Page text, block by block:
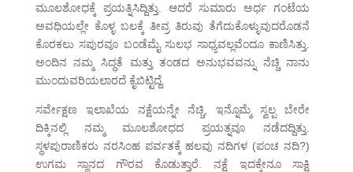
ಮೂಲಶೋಧಕ್ಕೆ ಪ್ರಯತ್ನಿಸಿದ್ದಿತ್ತು. ಆದರೆ ಸುಮಾರು ಅರ್ಧ ಗಂಟೆಯ
ಅವಧಿಯಲ್ಲೇ ಕೊಳ್ಳ ಬಲಕ್ಕೆ ತೀವ್ರ ತಿರುವು ತೆಗೆದುಕೊಳ್ಳುವುದರೊಡನೆ
ಕೊರಕಲು ಸಪುರವೂ ಬಂಡೆಮೈ ಸುಲಭ ಸಾಧ್ಯವಲ್ಲವೆಂದೂ ಕಾಣಿಸಿತ್ತು.
ಅಂದಿನ ನಮ್ಮ ಸಿದ್ಧತೆ ಮತ್ತು ತಂಡದ ಅನುಭವವನ್ನು ನೆಚ್ಚಿ ನಾನು
ಮುಂದುವರಿಯಲಾರದೆ ಕೈಬಿಟ್ಟಿದ್ದೆ.
ಸರ್ವೇಕ್ಷಣ ಇಲಾಖೆಯ ನಕ್ಷೆಯನ್ನೇ ನೆಚ್ಚಿ, ಇನ್ನೊಮ್ಮೆ ಸ್ವಲ್ಪ ಬೇರೇ
ದಿಕ್ಕಿನಲ್ಲಿ ನಮ್ಮ ಮೂಲಶೋಧದ ಪ್ರಯತ್ನವೂ ನಡೆದದ್ದಿತ್ತು.
ಸ್ಥಳಪುರಾಣಿಕರು ನರಸಿಂಹ ಪರ್ವತಕ್ಕೆ ಹಲವು ನದಿಗಳ (ಪಂಚ ನದಿ?)
ಉಗಮ ಸ್ಥಾನದ ಗೌರವ ಕೊಡುತ್ತಾರೆ. ನಕ್ಷೆ ಇದಕ್ಕೇನೂ ಸಾಕ್ಷಿ